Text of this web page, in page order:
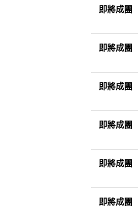
即將成團
即將成團
即將成團
即將成團
即將成團
即將成團